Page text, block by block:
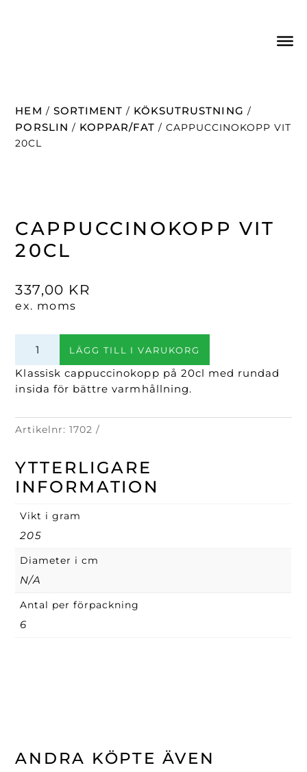
HEM / SORTIMENT / KÖKSUTRUSTNING /
PORSLIN / KOPPAR/FAT / CAPPUCCINOKOPP VIT
20CL
CAPPUCCINOKOPP VIT
20CL
Klassisk cappuccinokopp på 20cl med rundad
insida för bättre varmhållning.
Artikelnr:1702
YTTERLIGARE
INFORMATION
Vikt i gram
205
Diameter i cm
N/A
Antal per förpackning
6
337,00 KR
ex. moms
20cl
mängd
LÄGG TILL I VARUKORG
ANDRA KÖPTE ÄVEN